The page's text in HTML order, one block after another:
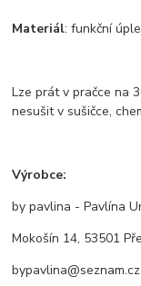
Materiál: funkční
Lze prát v pračce na
nesušit v sušičce,
Výrobce:
by pavlina - Pavlína
Mokošín 14, 53501
bypavlina@seznam.cz